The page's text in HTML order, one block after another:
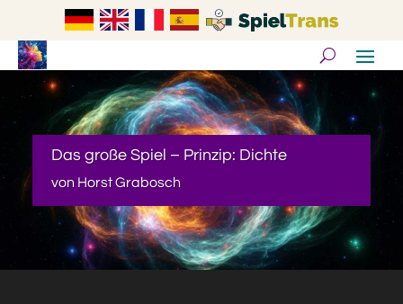
Das große Spiel – Prinzip: Dichte
von Horst Grabosch